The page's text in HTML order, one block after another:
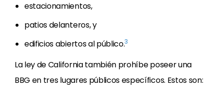
estacionamientos,
patios delanteros, y
edificios abiertos al público.3
La ley de California también prohíbe poseer una
BBG en tres lugares públicos específicos. Estos son: